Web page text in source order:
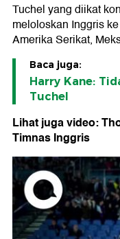
Tuchel yang diikat
meloloskan Inggris
Amerika Serikat,
Baca juga:
Harry Kane:
Tuchel
Lihat juga video:
Timnas Inggris